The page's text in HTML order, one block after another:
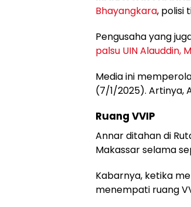
Bhayangkara, polisi
Pengusaha yang
palsu UIN Alauddin,
Media ini
(7/1/2025). Artinya,
Ruang VVIP
Annar ditahan di
Makassar selama
Kabarnya, ketika
menempati ruang